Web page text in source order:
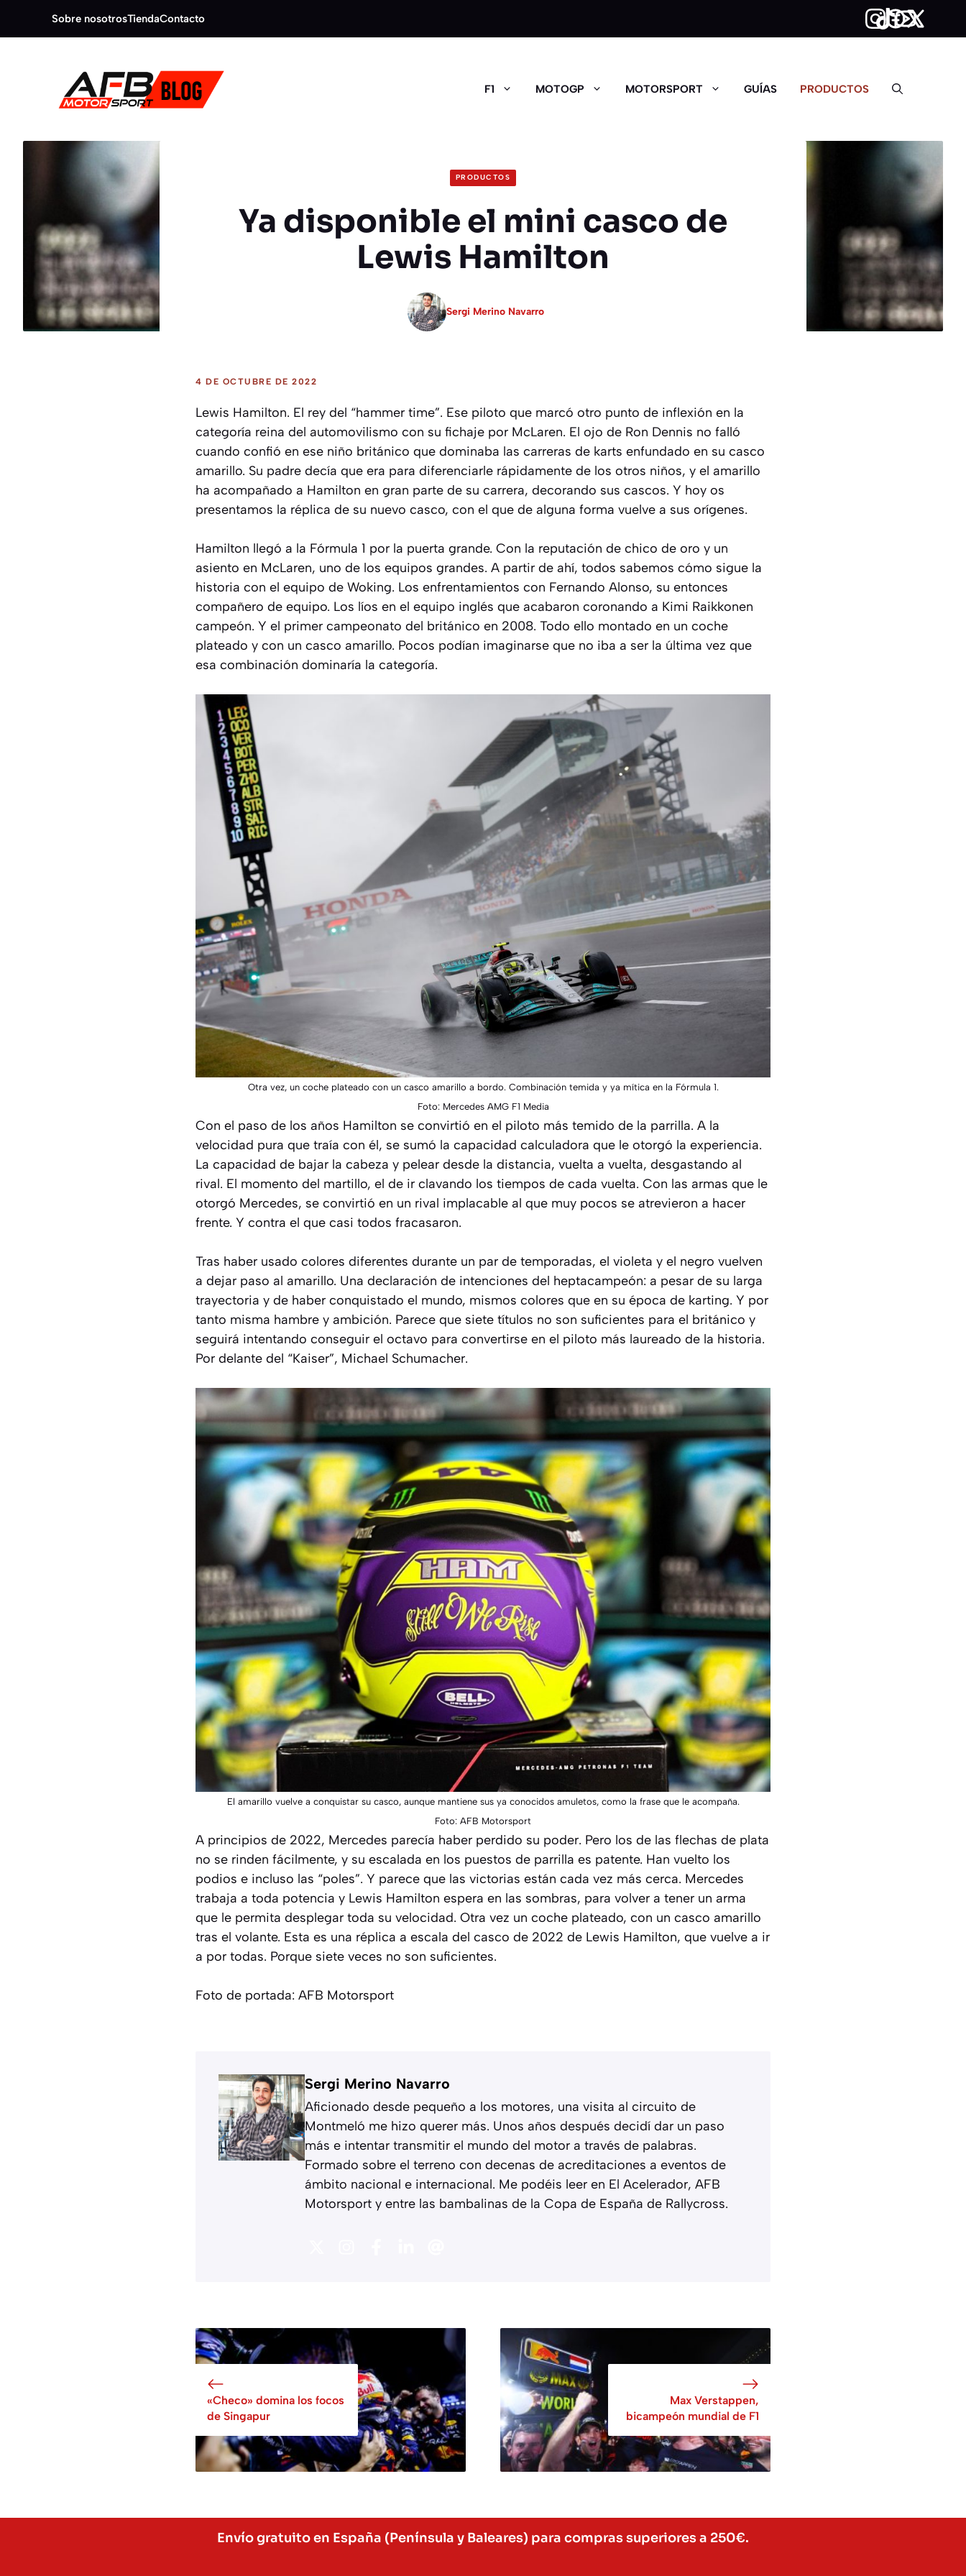
Sobre nosotrosTiendaContacto
F1 MOTOGP MOTORSPORT GUÍAS PRODUCTOS
PRODUCTOS
Ya disponible el mini casco de
Lewis Hamilton
Sergi Merino Navarro
4 DE OCTUBRE DE 2022
Lewis Hamilton. El rey del “hammer time”. Ese piloto que marcó otro punto de inflexión en la
categoría reina del automovilismo con su fichaje por McLaren. El ojo de Ron Dennis no falló
cuando confió en ese niño británico que dominaba las carreras de karts enfundado en su casco
amarillo. Su padre decía que era para diferenciarle rápidamente de los otros niños, y el amarillo
ha acompañado a Hamilton en gran parte de su carrera, decorando sus cascos. Y hoy os
presentamos la réplica de su nuevo casco, con el que de alguna forma vuelve a sus orígenes.
Hamilton llegó a la Fórmula 1 por la puerta grande. Con la reputación de chico de oro y un
asiento en McLaren, uno de los equipos grandes. A partir de ahí, todos sabemos cómo sigue la
historia con el equipo de Woking. Los enfrentamientos con Fernando Alonso, su entonces
compañero de equipo. Los líos en el equipo inglés que acabaron coronando a Kimi Raikkonen
campeón. Y el primer campeonato del británico en 2008. Todo ello montado en un coche
plateado y con un casco amarillo. Pocos podían imaginarse que no iba a ser la última vez que
esa combinación dominaría la categoría.
Otra vez, un coche plateado con un casco amarillo a bordo. Combinación temida y ya mítica en la Fórmula 1.
Foto: Mercedes AMG F1 Media
Con el paso de los años Hamilton se convirtió en el piloto más temido de la parrilla. A la
velocidad pura que traía con él, se sumó la capacidad calculadora que le otorgó la experiencia.
La capacidad de bajar la cabeza y pelear desde la distancia, vuelta a vuelta, desgastando al
rival. El momento del martillo, el de ir clavando los tiempos de cada vuelta. Con las armas que le
otorgó Mercedes, se convirtió en un rival implacable al que muy pocos se atrevieron a hacer
frente. Y contra el que casi todos fracasaron.
Tras haber usado colores diferentes durante un par de temporadas, el violeta y el negro vuelven
a dejar paso al amarillo. Una declaración de intenciones del heptacampeón: a pesar de su larga
trayectoria y de haber conquistado el mundo, mismos colores que en su época de karting. Y por
tanto misma hambre y ambición. Parece que siete títulos no son suficientes para el británico y
seguirá intentando conseguir el octavo para convertirse en el piloto más laureado de la historia.
Por delante del “Kaiser”, Michael Schumacher.
El amarillo vuelve a conquistar su casco, aunque mantiene sus ya conocidos amuletos, como la frase que le acompaña.
Foto: AFB Motorsport
A principios de 2022, Mercedes parecía haber perdido su poder. Pero los de las flechas de plata
no se rinden fácilmente, y su escalada en los puestos de parrilla es patente. Han vuelto los
podios e incluso las “poles”. Y parece que las victorias están cada vez más cerca. Mercedes
trabaja a toda potencia y Lewis Hamilton espera en las sombras, para volver a tener un arma
que le permita desplegar toda su velocidad. Otra vez un coche plateado, con un casco amarillo
tras el volante. Esta es una réplica a escala del casco de 2022 de Lewis Hamilton, que vuelve a ir
a por todas. Porque siete veces no son suficientes.
Foto de portada: AFB Motorsport
Sergi Merino Navarro
Aficionado desde pequeño a los motores, una visita al circuito de
Montmeló me hizo querer más. Unos años después decidí dar un paso
más e intentar transmitir el mundo del motor a través de palabras.
Formado sobre el terreno con decenas de acreditaciones a eventos de
ámbito nacional e internacional. Me podéis leer en El Acelerador, AFB
Motorsport y entre las bambalinas de la Copa de España de Rallycross.
«Checo» domina los focos
de Singapur
Max Verstappen,
bicampeón mundial de F1
Envío gratuito en España (Península y Baleares) para compras superiores a 250€.